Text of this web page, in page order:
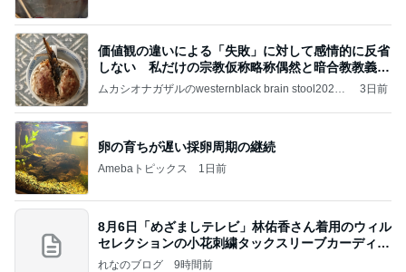
価値観の違いによる「失敗」に対して感情的に反省
しない 私だけの宗教仮称略称偶然と暗合教教義候
補
ムカシオナガザルのwesternblack brain stool2024
ガザル
3日前
卵の育ちが遅い採卵周期の継続
Amebaトピックス 1日前
8月6日「めざましテレビ」林佑香さん着用のウィル
セレクションの小花刺繍タックスリーブカーディガ
ン
れなのブログ 9時間前